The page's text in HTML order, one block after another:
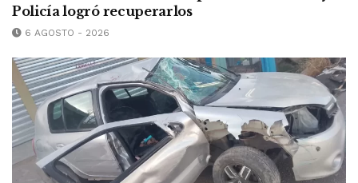
Policía logró recuperarlos
6 AGOSTO - 2026